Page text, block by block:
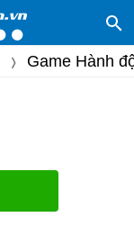
Game Hành